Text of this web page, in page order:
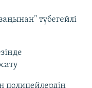
түбегейлі
полицейлердің